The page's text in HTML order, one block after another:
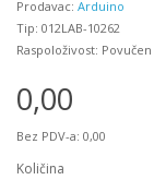
Prodavac: Arduino
Tip: 012LAB-10262
Raspoloživost:
0,00
Bez PDV-a: 0,00
Količina